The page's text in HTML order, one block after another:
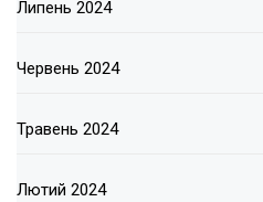
Липень 2024
Червень 2024
Травень 2024
Лютий 2024